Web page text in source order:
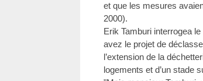
et que les mesures
2000).
Erik Tamburi interrogea
avez le projet de
l’extension de la
logements et d’un stade